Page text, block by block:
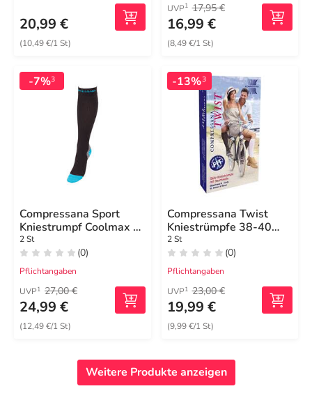
20,99 €
(10,49 €/1 St)
UVP1 17,95 €
16,99 €
(8,49 €/1 St)
-7%3
Compressana Sport
Kniestrumpf Coolmax 4
schwarz
2 St
(0)
Pflichtangaben
UVP1 27,00 €
24,99 €
(12,49 €/1 St)
-13%3
Compressana Twist
Kniestrümpfe 38-40
vanilla
2 St
(0)
Pflichtangaben
UVP1 23,00 €
19,99 €
(9,99 €/1 St)
Weitere Produkte anzeigen